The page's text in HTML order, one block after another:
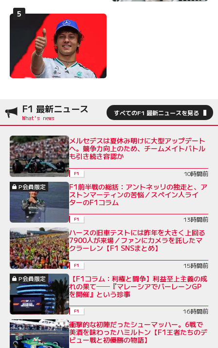
F1 最新ニュース すべてのF1 最新ニュースを見る
メルセデスは夏休み明けに大型アップデート
へ。競争力向上のため、チームメイトバトル
も引き続き容認か
F1
10時間前
P会員限定
F1前半戦の総括：アントネッリの独走と、ア
ストンマーティンの苦悩／スペイン人ライ
ターのF1コラム
F1 13時間前
ハースの旧車テストには昨年を大きく上回る
7900人が来場／ファンにカメラを託したマ
クラーレン【F1 SNSまとめ】
F1
15時間前
P会員限定
【F1コラム：利権と闘争】利益至上主義の成
れの果て──『マレーシアでバーレーンGP
を開催』という珍事
F1 16時間前
衝撃的な初陣だったシューマッハー。6戦で
美酒を味わったハミルトン【F1王者たちのデ
ビュー戦と初優勝の物語】